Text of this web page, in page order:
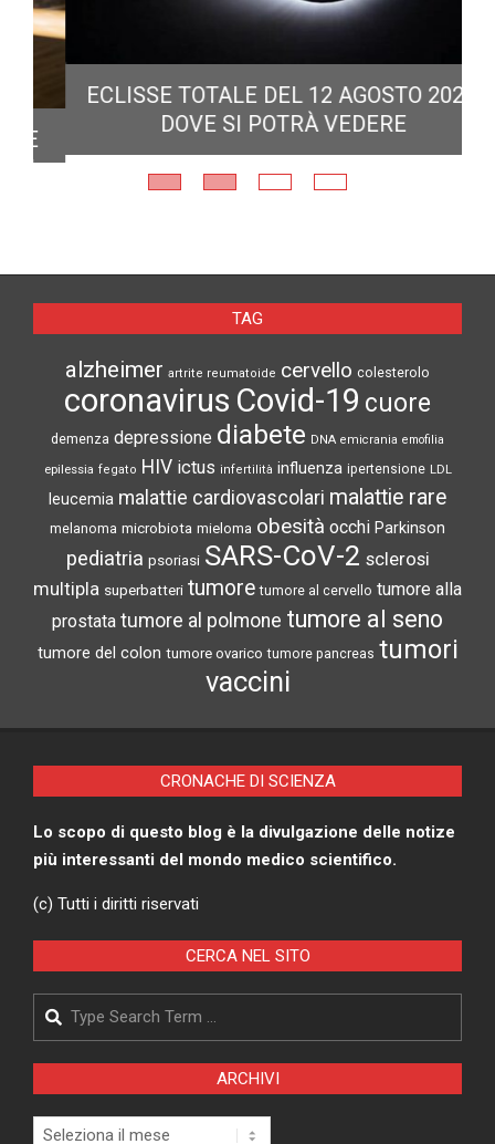
ECLISSE TOTALE DEL 12 AGOSTO 2026:
DOVE SI POTRÀ VEDERE
TAG
alzheimer artrite reumatoide cervello colesterolo
coronavirus Covid-19 cuore
demenza depressione diabete DNA emicrania emofilia
epilessia fegato HIV ictus infertilità influenza ipertensione LDL
leucemia malattie cardiovascolari malattie rare
melanoma microbiota mieloma obesità occhi Parkinson
pediatria psoriasi SARS-CoV-2 sclerosi
multipla
superbatteri tumore tumore al cervello
tumore alla
prostata tumore al polmone tumore al seno
tumore del colon tumore ovarico tumore pancreas tumori
vaccini
CRONACHE DI SCIENZA
Lo scopo di questo blog è la divulgazione delle notize
più interessanti del mondo medico scientifico.
(c) Tutti i diritti riservati
CERCA NEL SITO
Search
ARCHIVI
Archivi